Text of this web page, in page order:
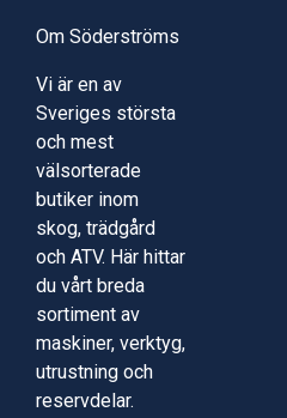
Om Söderströms
Vi är en av
Sveriges största
och mest
välsorterade
butiker inom
skog, trädgård
och ATV. Här hittar
du vårt breda
sortiment av
maskiner, verktyg,
utrustning och
reservdelar.